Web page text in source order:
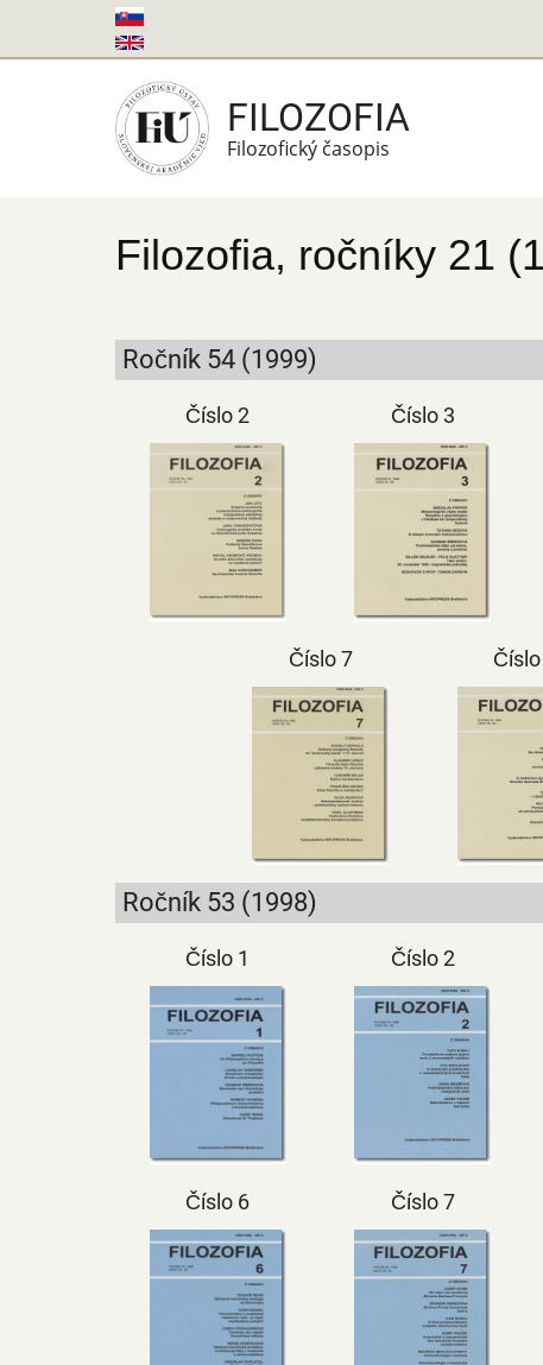
na
FILOZOFIA
Filozofický časopis
Filozofia, ročníky 21
Ročník 54 (1999)
Číslo 2 Číslo 3
Číslo 7
Ročník 53 (1998)
Číslo 1 Číslo 2
Číslo 6 Číslo 7